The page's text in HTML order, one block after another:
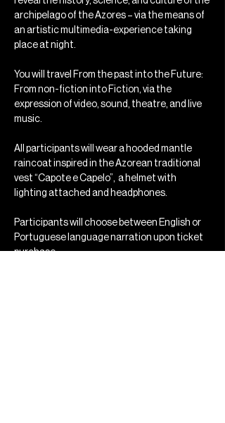
archipelago of the Azores – via the means of
an artistic multimedia-experience taking
place at night.
You will travel From the past into the Future:
From non-fiction into Fiction, via the
expression of video, sound, theatre, and live
music.
All participants will wear a hooded mantle
raincoat inspired in the Azorean traditional
vest “Capote e Capelo”,  a helmet with
lighting attached and headphones.
Participants will choose between English or
Portuguese language narration upon ticket
purchase.